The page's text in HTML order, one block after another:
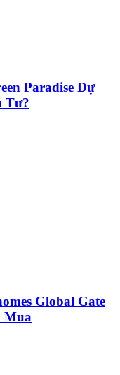
Paradise Dự
Tư?
Global Gate
Mua